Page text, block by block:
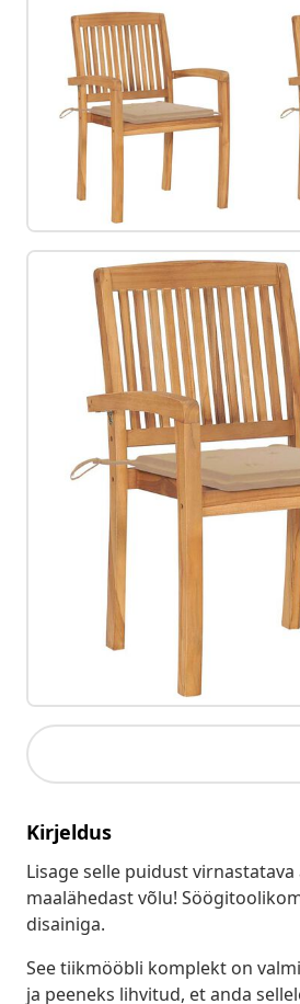
Kirjeldus
Lisage selle puidust
maalähedast võlu!
disainiga.
See tiikmööbli komplekt on
ja peeneks lihvitud, et anda